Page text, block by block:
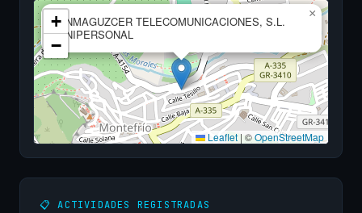
ANMAGUZCER TELECOMUNICACIONES, S.L.
UNIPERSONAL
×
+
−
Leaflet | ©OpenStreetMap
📋 ACTIVIDADES REGISTRADAS